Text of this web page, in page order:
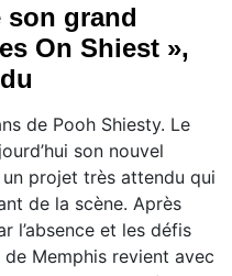
son grand
On Shiest »,
de Pooh Shiesty. Le
son nouvel
projet très attendu qui
de la scène. Après
l’absence et les défis
Memphis revient avec